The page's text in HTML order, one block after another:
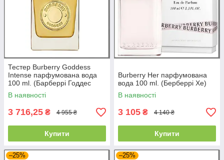
Тестер Burberry Goddess
Intense парфумована вода
100 ml. (Барберрі Годдес
Інтенс)
В наявності
3 716,25 ₴ 4 955 ₴
Купити
Burberry Her парфумована
вода 100 ml. (Берберрі Хе)
В наявності
3 105 ₴ 4 140 ₴
Купити
–25% –25%